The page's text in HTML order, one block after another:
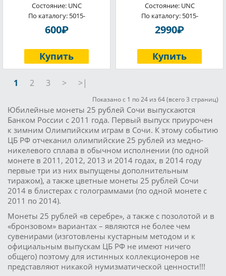
Состояние: UNC
По каталогу: 5015-
600P
Купить
Состояние: UNC
По каталогу: 5015-
2990P
Купить
1 2 3 > >|
Показано с 1 по 24 из 64 (всего 3 страниц)
Юбилейные монеты 25 рублей Сочи выпускаются
Банком России с 2011 года. Первый выпуск приурочен
к зимним Олимпийским играм в Сочи. К этому событию
ЦБ РФ отчеканил олимпийские 25 рублей из медно-
никелевого сплава в обычном исполнении (по одной
монете в 2011, 2012, 2013 и 2014 годах, в 2014 году
первые три из них выпущены дополнительным
тиражом), а также цветные монеты 25 рублей Сочи
2014 в блистерах с голограммами (по одной монете с
2011 по 2014).
Монеты 25 рублей «в серебре», а также с позолотой и в
«бронзовом» вариантах – являются не более чем
сувенирами (изготовлены кустарным методом и к
официальным выпускам ЦБ РФ не имеют ничего
общего) поэтому для истинных коллекционеров не
представляют никакой нумизматической ценности!!!